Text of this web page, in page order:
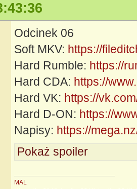
Odcinek 06
Soft MKV: https://
Hard Rumble: https://
Hard CDA: https://
Hard VK: https://
Hard D-ON: https://
Napisy: https://
Pokaż spoiler
MAL